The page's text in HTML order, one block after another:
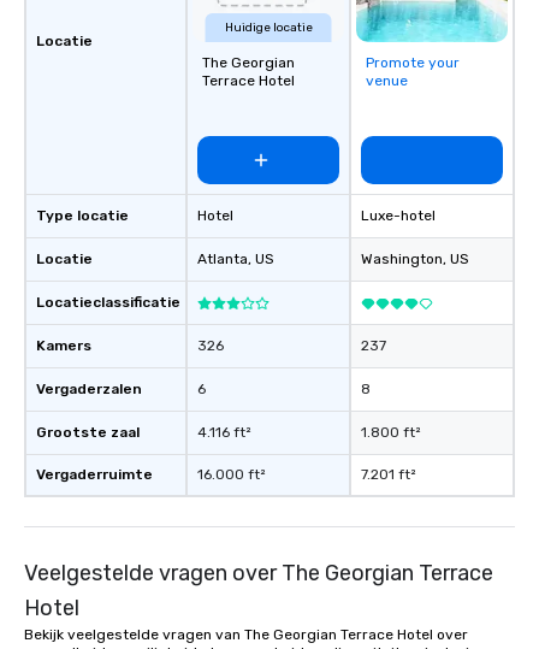
do. At Wolfgang Puck Catering we
promise that every
flawless, effortless
We look forward to
your Hotel /
or if you would like
Locatie
Type locatie
Locatie
Locatieclassificatie
Kamers
Vergaderzalen
Grootste zaal
Vergaderruimte
Huidige locatie
The Georgian
Terrace Hotel
Hotel
Atlanta, US
326
6
4.116 ft²
16.000 ft²
Promote your
venue
Luxe-hotel
Washington, US
237
8
1.800 ft²
7.201 ft²
Veelgestelde vragen over The Georgian Terrace
Hotel
Bekijk veelgestelde vragen van The Georgian Terrace Hotel over